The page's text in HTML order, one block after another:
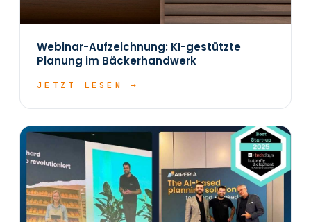
Webinar-Aufzeichnung: KI-gestützte
Planung im Bäckerhandwerk
JETZT LESEN →